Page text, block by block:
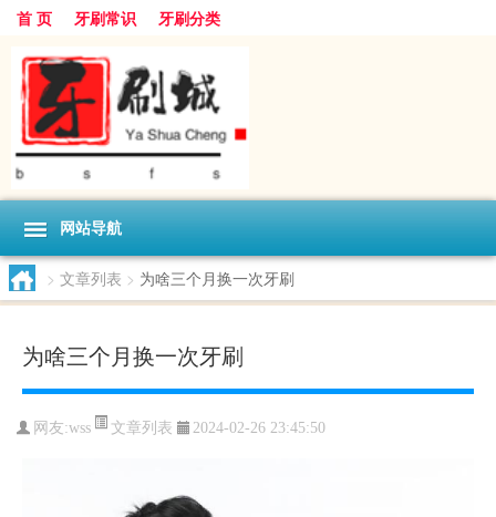
首 页 牙刷常识 牙刷分类
网站导航
> 文章列表 > 为啥三个月换一次牙刷
为啥三个月换一次牙刷
网友:wss 文章列表 2024-02-26 23:45:50